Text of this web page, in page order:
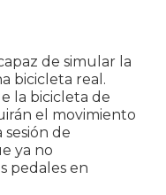
de simular la
bicicleta real.
la bicicleta de
el movimiento
de
ya no
pedales en